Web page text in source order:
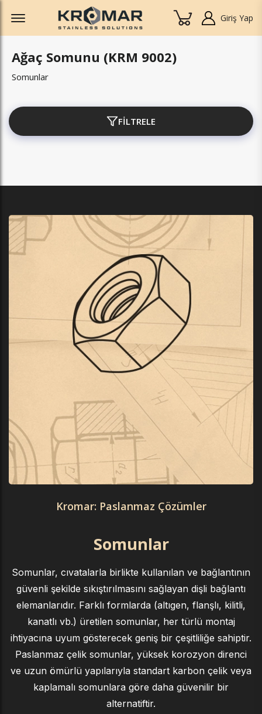
Offcanvas Menu Open
Giriş Yap
Ağaç Somunu (KRM 9002)
Somunlar
FİLTRELE
Kromar: Paslanmaz Çözümler
Somunlar
Somunlar, cıvatalarla birlikte kullanılan ve bağlantının
güvenli şekilde sıkıştırılmasını sağlayan dişli bağlantı
elemanlarıdır. Farklı formlarda (altıgen, flanşlı, kilitli,
kanatlı vb.) üretilen somunlar, her türlü montaj
ihtiyacına uyum gösterecek geniş bir çeşitliliğe sahiptir.
Paslanmaz çelik somunlar, yüksek korozyon direnci
ve uzun ömürlü yapılarıyla standart karbon çelik veya
kaplamalı somunlara göre daha güvenilir bir
alternatiftir.